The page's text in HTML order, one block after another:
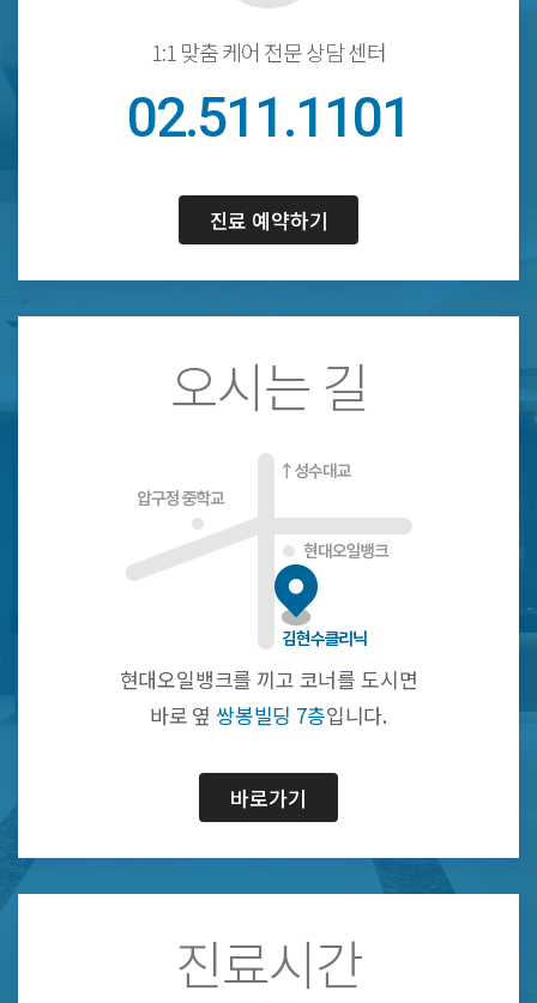
1:1 맞춤 케어 전문 상담 센터
02.511.1101
진료 예약하기
오시는 길
현대오일뱅크를 끼고 코너를 도시면
바로 옆 쌍봉빌딩 7층입니다.
바로가기
진료시간